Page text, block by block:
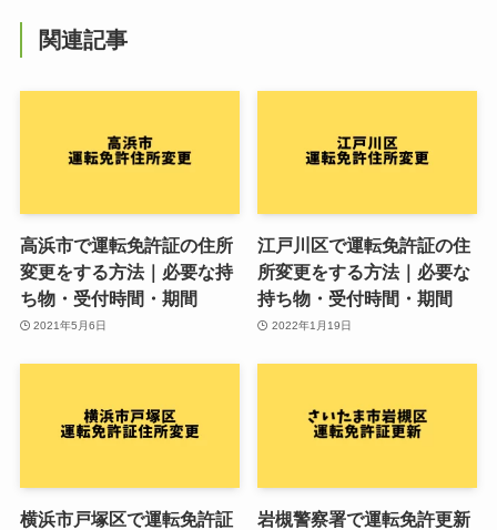
関連記事
高浜市で運転免許証の住所
変更をする方法｜必要な持
ち物・受付時間・期間
2021年5月6日
江戸川区で運転免許証の住
所変更をする方法｜必要な
持ち物・受付時間・期間
2022年1月19日
横浜市戸塚区で運転免許証
岩槻警察署で運転免許更新